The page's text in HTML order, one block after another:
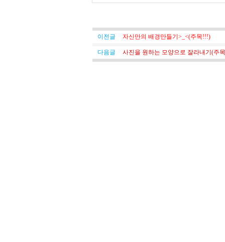
이전글 자신만의 배경만들기>_<(주목!!!)
다음글 사진을 원하는 모양으로 잘라내기(주